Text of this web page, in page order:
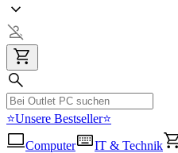
⭐Unsere Bestseller⭐
Computer
IT & Technik